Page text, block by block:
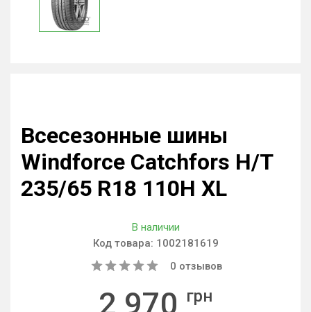
Всесезонные шины
Windforce Catchfors H/T
235/65 R18 110H XL
В наличии
Код товара: 1002181619
0 отзывов
2 970 грн